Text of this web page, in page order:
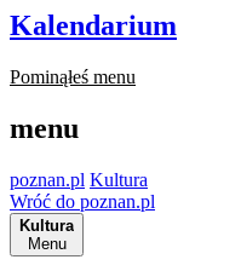
Kalendarium
Pominąłeś menu
menu
poznan.pl Kultura
Wróć do poznan.pl
Kultura
Menu